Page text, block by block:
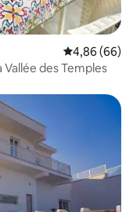
Note
4,86 (66)
des Temples